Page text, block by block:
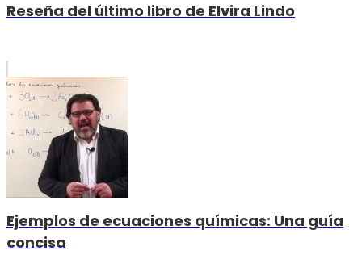
Reseña del último libro de Elvira Lindo
Ejemplos de ecuaciones químicas: Una guía
concisa